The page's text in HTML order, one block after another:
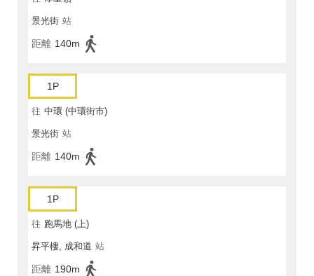
景光街 站
距離 140m
1P
往 中環 (中環街市)
景光街 站
距離 140m
1P
往 跑馬地 (上)
昇平樓, 成和道 站
距離 190m